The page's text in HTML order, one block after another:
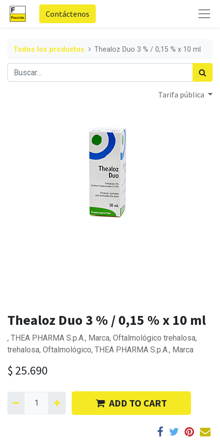
Contáctenos
Todos los productos Thealoz Duo 3 % / 0,15 % x 10 ml
Tarifa pública
Thealoz Duo 3 % / 0,15 % x 10 ml
, THEA PHARMA S.p.A., Marca, Oftalmológico trehalosa,
trehalosa, Oftalmológico, THEA PHARMA S.p.A., Marca
$ 25.690
ADD TO CART